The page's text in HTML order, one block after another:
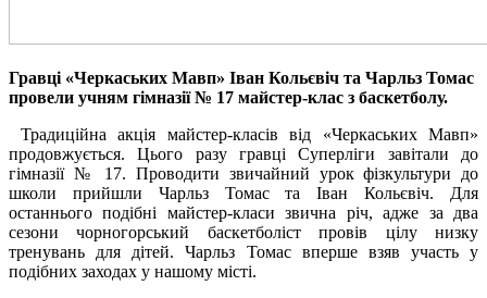
Гравці «Черкаських Мавп» Іван Кольєвіч та Чарльз Томас
провели учням гімназії № 17 майстер-клас з баскетболу.
Традиційна акція майстер-класів від «Черкаських Мавп»
продовжується. Цього разу гравці Суперліги завітали до
гімназії № 17. Проводити звичайний урок фізкультури до
школи прийшли Чарльз Томас та Іван Кольєвіч. Для
останнього подібні майстер-класи звична річ, адже за два
сезони чорногорський баскетболіст провів цілу низку
тренувань для дітей. Чарльз Томас вперше взяв участь у
подібних заходах у нашому місті.